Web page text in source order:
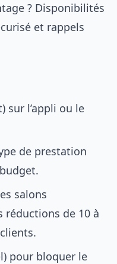
? Disponibilités
et rappels
sur l’appli ou le
de prestation
salons
réductions de 10 à
pour bloquer le